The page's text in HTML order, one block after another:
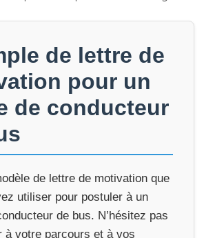
de lettre de
pour un
de conducteur
de lettre de motivation que
utiliser pour postuler à un
de bus. N’hésitez pas
à votre parcours et à vos